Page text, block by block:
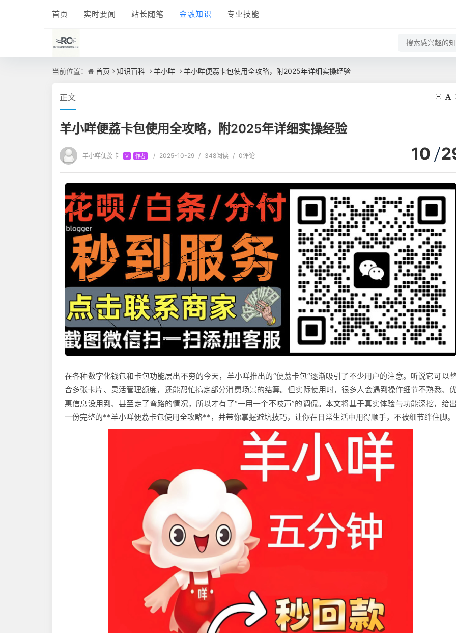
首页 实时要闻 站长随笔 金融知识 专业技能
当前位置： 首页 知识百科 羊小咩 羊小咩便荔卡包使用全攻略，附2025年详细实操经验
正文
羊小咩便荔卡包使用全攻略，附2025年详细实操经验
羊小咩便荔卡 V 作者 / 2025-10-29 / 348阅读 / 0评论 10
在各种数字化钱包和卡包功能层出不穷的今天，羊小咩推出的“便荔卡包”逐渐吸引了不少用户的注意。听说它可以
合多张卡片、灵活管理额度，还能帮忙搞定部分消费场景的结算。但实际使用时，很多人会遇到操作细节不熟悉、
惠信息没用到、甚至走了弯路的情况，所以才有了“一用一个不吱声”的调侃。本文将基于真实体验与功能深挖，给
一份完整的**羊小咩便荔卡包使用全攻略**，并带你掌握避坑技巧，让你在日常生活中用得顺手，不被细节绊住脚。